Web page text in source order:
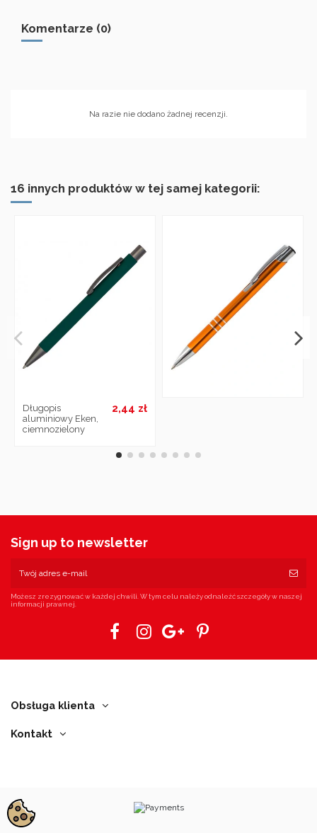
Komentarze (0)
Na razie nie dodano żadnej recenzji.
16 innych produktów w tej samej kategorii:
Długopis
aluminiowy Eken,
ciemnozielony
2,44 zł
Sign up to newsletter
Możesz zrezygnować w każdej chwili. W tym celu należy odnaleźć szczegóły w naszej
informacji prawnej.
Obsługa klienta
Kontakt